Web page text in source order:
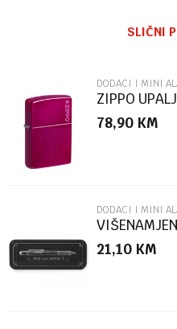
Poruka
POŠALJI
SLIČNI
DODACI I MINI
ZIPPO
78,90 KM
DODACI I MINI
ARCHITECT
21,10 KM